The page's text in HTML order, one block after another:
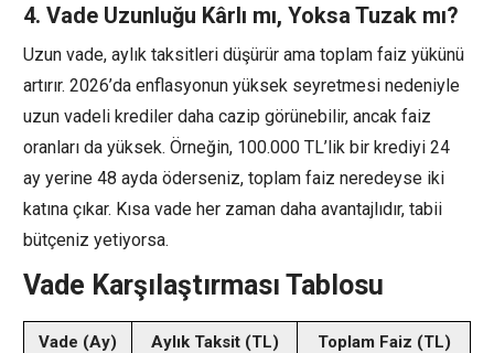
4. Vade Uzunluğu Kârlı mı, Yoksa Tuzak mı?
Uzun vade, aylık taksitleri düşürür ama toplam faiz yükünü
artırır. 2026’da enflasyonun yüksek seyretmesi nedeniyle
uzun vadeli krediler daha cazip görünebilir, ancak faiz
oranları da yüksek. Örneğin, 100.000 TL’lik bir krediyi 24
ay yerine 48 ayda öderseniz, toplam faiz neredeyse iki
katına çıkar. Kısa vade her zaman daha avantajlıdır, tabii
bütçeniz yetiyorsa.
Vade Karşılaştırması Tablosu
Vade (Ay) Aylık Taksit (TL) Toplam Faiz (TL)